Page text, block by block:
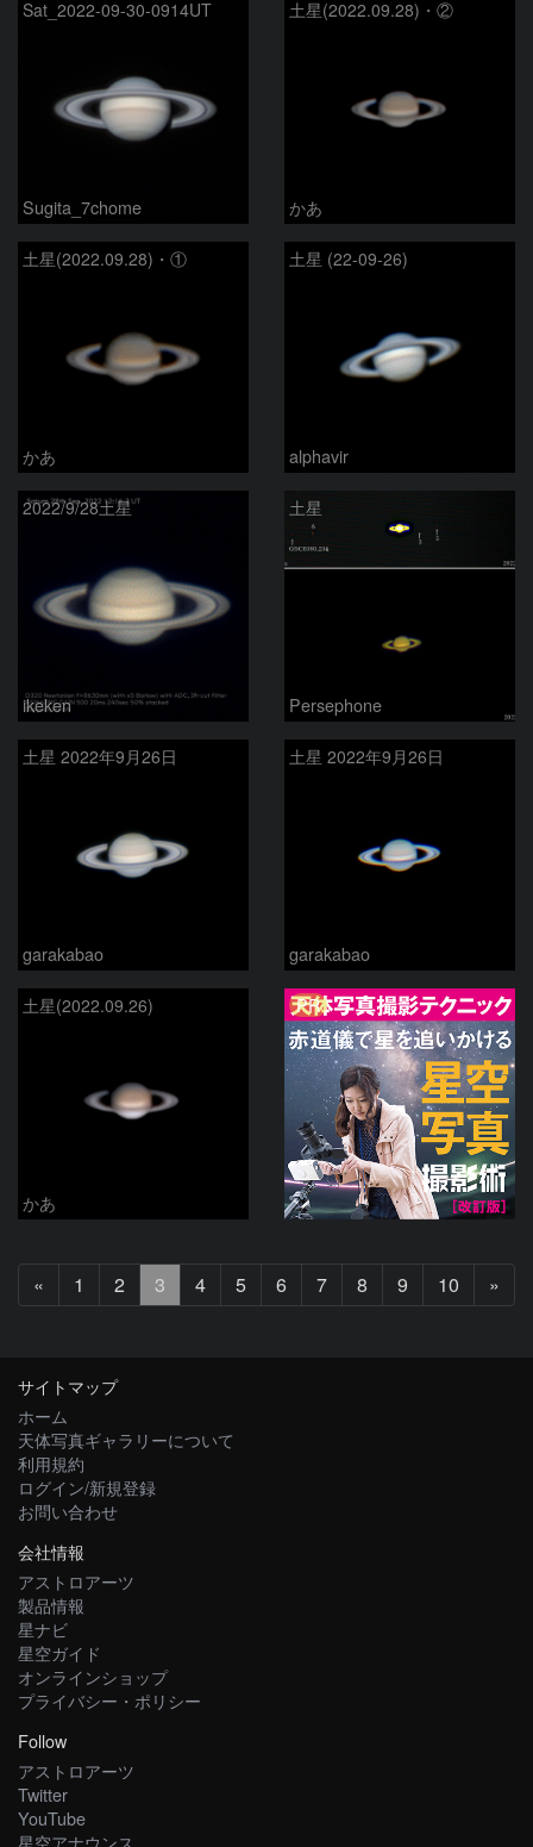
Sat_2022-09-30-0914UT
Sugita_7chome
土星(2022.09.28)・②
かあ
土星(2022.09.28)・①
かあ
土星 (22-09-26)
alphavir
2022/9/28土星
ikeken
土星
Persephone
土星 2022年9月26日
garakabao
土星 2022年9月26日
garakabao
土星(2022.09.26)
かあ
PR
«
へ
1 2 3 4 5 6 7 8 9 10 »
へ
サイトマップ
ホーム
天体写真ギャラリーについて
利用規約
ログイン/新規登録
お問い合わせ
会社情報
アストロアーツ
製品情報
星ナビ
星空ガイド
オンラインショップ
プライバシー・ポリシー
Follow
アストロアーツ
Twitter
YouTube
星空アナウンス